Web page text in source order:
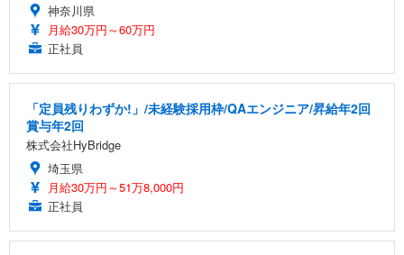
神奈川県
月給30万円～60万円
正社員
「定員残りわずか!」/未経験採用枠/QAエンジニア/昇給年2回
賞与年2回
株式会社HyBridge
埼玉県
月給30万円～51万8,000円
正社員